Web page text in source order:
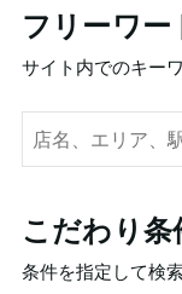
フリーワー
サイト内でのキー
検
索
こだわり条
条件を指定して検